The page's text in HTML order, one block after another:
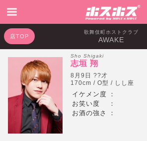
歌舞伎町ホストクラブ
AWAKE
店TOP
Sho Shigaki
志垣 翔
8月9日 ??才
170cm / O型 / しし座
イケメン度
：
お笑い度
：
お酒の強さ
：